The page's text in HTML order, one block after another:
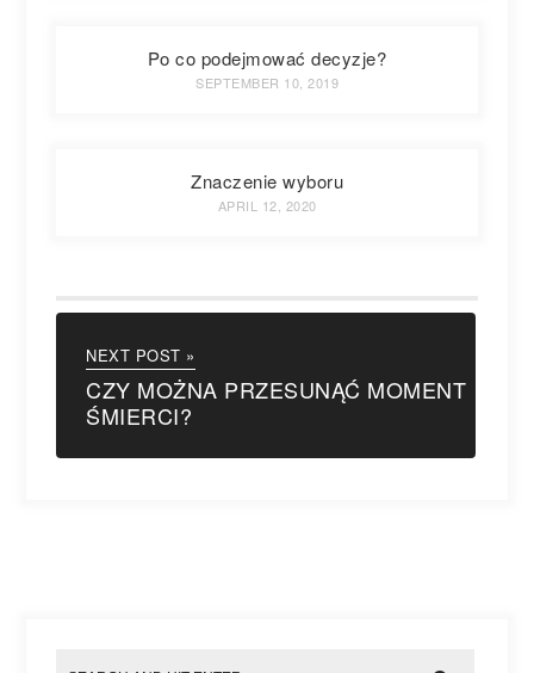
Po co podejmować decyzje?
SEPTEMBER 10, 2019
Znaczenie wyboru
APRIL 12, 2020
NEXT POST »
CZY MOŻNA PRZESUNĄĆ MOMENT
ŚMIERCI?